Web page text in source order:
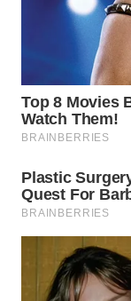
UTARA
WN
PADANG
WN
WN
CIANJUR